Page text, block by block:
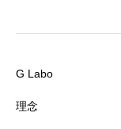
G Labo
理念